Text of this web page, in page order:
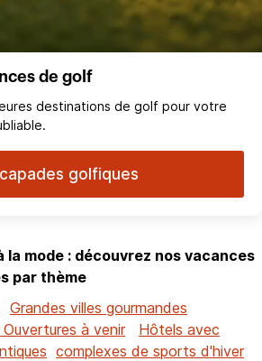
de golf
destinations de golf pour votre
golfiques
la mode : découvrez nos vacances
par thème
Grandes villes gourmandes
à venir
Hôtels avec
complexes de sports d'hiver